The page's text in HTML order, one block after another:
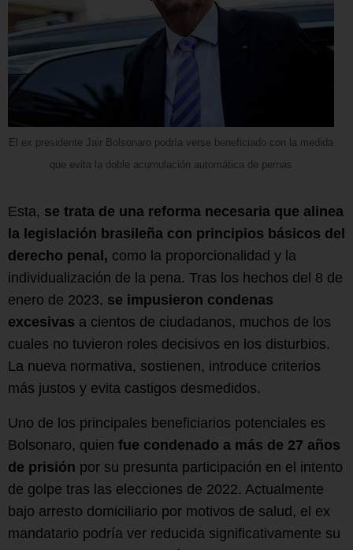
El ex presidente Jair Bolsonaro podría verse beneficiado con la medida
que evita la doble acumulación automática de pernas
Esta, se trata de una reforma necesaria que alinea
la legislación brasileña con principios básicos del
derecho penal, como la proporcionalidad y la
individualización de la pena. Tras los hechos del 8 de
enero de 2023, se impusieron condenas
excesivas a cientos de ciudadanos, muchos de los
cuales no tuvieron roles decisivos en los disturbios.
La nueva normativa, sostienen, introduce criterios
más justos y evita castigos desmedidos.
Uno de los principales beneficiarios potenciales es
Bolsonaro, quien fue condenado a más de 27 años
de prisión por su presunta participación en el intento
de golpe tras las elecciones de 2022. Actualmente
bajo arresto domiciliario por motivos de salud, el ex
mandatario podría ver reducida significativamente su